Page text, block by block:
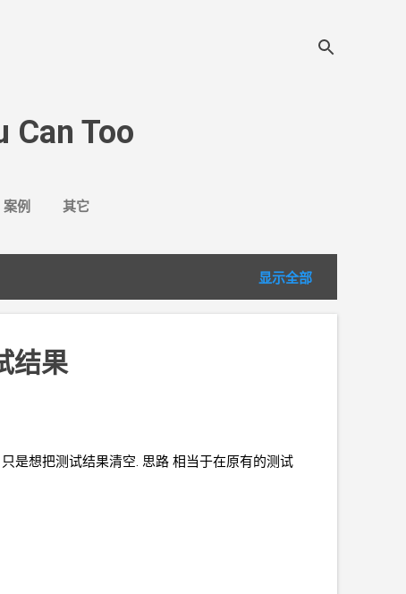
Can Too
案例 其它
显示全部
结果
是想把测试结果清空. 思路 相当于在原有的测试